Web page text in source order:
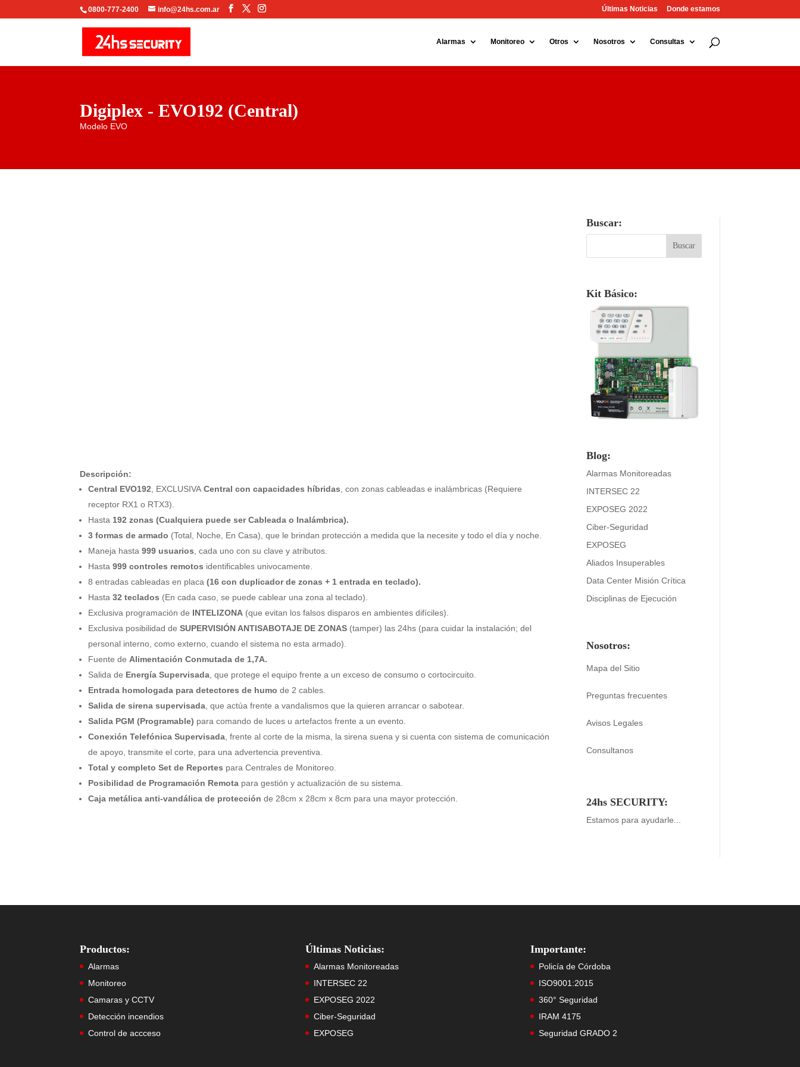
0800-777-2400 info@24hs.com.ar Facebook
X Instagram Últimas Noticias Donde estamos
Alarmas Monitoreo Otros Nosotros Consultas
Digiplex - EVO192 (Central)
Modelo EVO
Descripción:
Central EVO192, EXCLUSIVACentral con capacidades híbridas, con zonas cableadas e inalámbricas (Requiere
receptor RX1 o RTX3).
Hasta 192 zonas (Cualquiera puede ser Cableada o Inalámbrica).
3 formas de armado (Total, Noche, En Casa), que le brindan protección a medida que la necesite y todo el día y noche.
Maneja hasta999 usuarios, cada uno con su clave y atributos.
Hasta999 controles remotos identificables univocamente.
8 entradas cableadas en placa(16 con duplicador de zonas + 1 entrada en teclado).
Hasta32 teclados (En cada caso, se puede cablear una zona al teclado).
Exclusiva programación de INTELIZONA (que evitan los falsos disparos en ambientes difíciles).
Exclusiva posibilidad deSUPERVISIÓN ANTISABOTAJE DE ZONAS (tamper) las 24hs (para cuidar la instalación; del
personal interno, como externo, cuando el sistema no esta armado).
Fuente deAlimentación Conmutada de 1,7A.
Salida de Energía Supervisada, que protege el equipo frente a un exceso de consumo o cortocircuito.
Entrada homologada para detectores de humo de 2 cables.
Salida de sirena supervisada, que actúa frente a vandalismos que la quieren arrancar o sabotear.
Salida PGM (Programable) para comando de luces u artefactos frente a un evento.
Conexión Telefónica Supervisada, frente al corte de la misma, la sirena suena y si cuenta con sistema de comunicación
de apoyo, transmite el corte, para una advertencia preventiva.
Total y completo Set de Reportes para Centrales de Monitoreo.
Posibilidad de Programación Remota para gestión y actualización de su sistema.
Caja metálica anti-vandálica de protección de 28cm x 28cm x 8cm para una mayor protección.
Buscar:
Kit Básico:
Blog:
Alarmas Monitoreadas
INTERSEC 22
EXPOSEG 2022
Ciber-Seguridad
EXPOSEG
Aliados Insuperables
Data Center Misión Crítica
Disciplinas de Ejecución
Nosotros:
Mapa del Sitio
Preguntas frecuentes
Avisos Legales
Consultanos
24hs SECURITY:
Estamos para ayudarle...
Productos:
Alarmas
Monitoreo
Camaras y CCTV
Detección incendios
Control de accceso
Últimas Noticias:
Alarmas Monitoreadas
INTERSEC 22
EXPOSEG 2022
Ciber-Seguridad
EXPOSEG
Importante:
Policía de Córdoba
ISO9001:2015
360° Seguridad
IRAM 4175
Seguridad GRADO 2